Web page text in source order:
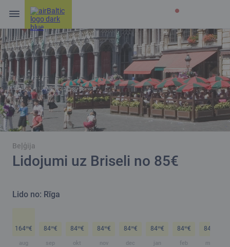
Beļģija
Lidojumi uz Briseli no 85€
Lido no: Rīga
16499€
aug
8499€
sep
8499€
okt
8499€
nov
8499€
dec
8499€
jan
8499€
feb
84
mar